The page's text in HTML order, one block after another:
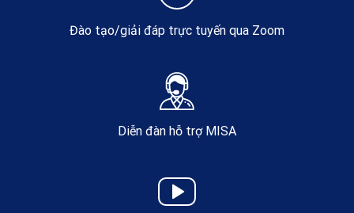
Đào tạo/giải đáp trực tuyến qua Zoom
Diễn đàn hỗ trợ MISA